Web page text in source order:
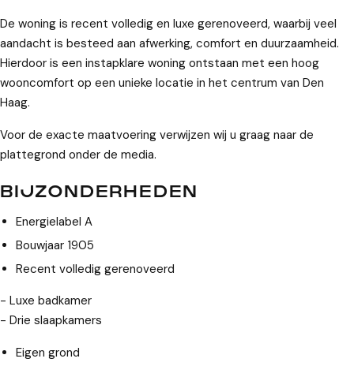
De woning is recent volledig en luxe gerenoveerd, waarbij veel
aandacht is besteed aan afwerking, comfort en duurzaamheid.
Hierdoor is een instapklare woning ontstaan met een hoog
wooncomfort op een unieke locatie in het centrum van Den
Haag.
Voor de exacte maatvoering verwijzen wij u graag naar de
plattegrond onder de media.
BIJZONDERHEDEN
Energielabel A
Bouwjaar 1905
Recent volledig gerenoveerd
- Luxe badkamer
- Drie slaapkamers
Eigen grond